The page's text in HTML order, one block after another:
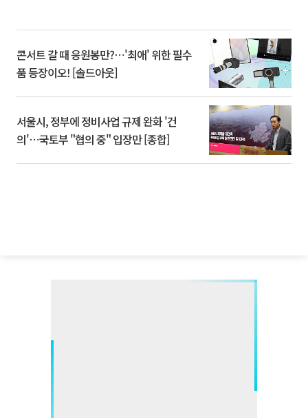
콘서트 갈 때 응원봉만?⋯'최애' 위한 필수
품 등장이오! [솔드아웃]
서울시, 정부에 정비사업 규제 완화 '건
의'⋯국토부 "협의 중" 입장만 [종합]